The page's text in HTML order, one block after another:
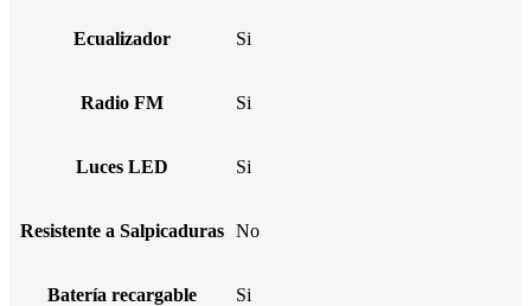
Ecualizador Si
Radio FM Si
Luces LED Si
Resistente a Salpicaduras No
Batería recargable Si